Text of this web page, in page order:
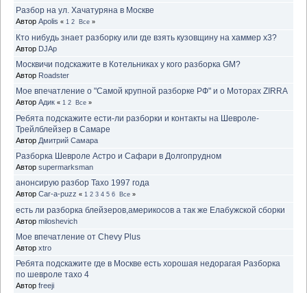
Разбор на ул. Хачатуряна в Москве
Автор Apolis « 1 2 Все »
Кто нибудь знает разборку или где взять кузовщину на хаммер х3?
Автор DJAp
Москвичи подскажите в Котельниках у кого разборка GM?
Автор Roadster
Мое впечатление о "Самой крупной разборке РФ" и о Моторах ZIRRA
Автор Адик « 1 2 Все »
Ребята подскажите ести-ли разборки и контакты на Шевроле-
Трейлблейзер в Самаре
Автор Дмитрий Самара
Разборка Шевроле Астро и Сафари в Долгопрудном
Автор supermarksman
анонсирую разбор Тахо 1997 года
Автор Car-a-puzz « 1 2 3 4 5 6 Все »
есть ли разборка блейзеров,америкосов а так же Елабужской сборки
Автор miloshevich
Мое впечатление от Chevy Plus
Автор xtro
Ребята подскажите где в Москве есть хорошая недорагая Разборка
по шевроле тахо 4
Автор freeji